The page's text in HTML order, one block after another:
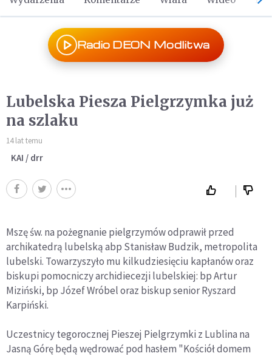
Radio DEON Modlitwa
Lubelska Piesza Pielgrzymka już
na szlaku
14 lat temu
KAI / drr
Mszę św. na pożegnanie pielgrzymów odprawił przed
archikatedrą lubelską abp Stanisław Budzik, metropolita
lubelski. Towarzyszyło mu kilkudziesięciu kapłanów oraz
biskupi pomocniczy archidiecezji lubelskiej: bp Artur
Miziński, bp Józef Wróbel oraz biskup senior Ryszard
Karpiński.
Uczestnicy tegorocznej Pieszej Pielgrzymki z Lublina na
Jasną Górę będą wędrować pod hasłem "Kościół domem